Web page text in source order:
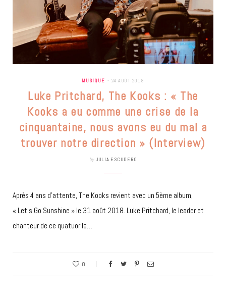
MUSIQUE 24 AOÛT 2018
Luke Pritchard, The Kooks : « The
Kooks a eu comme une crise de la
cinquantaine, nous avons eu du mal a
trouver notre direction » (Interview)
by JULIA ESCUDERO
Après 4 ans d’attente, The Kooks revient avec un 5ème album,
« Let’s Go Sunshine » le 31 août 2018. Luke Pritchard, le leader et
chanteur de ce quatuor le…
0